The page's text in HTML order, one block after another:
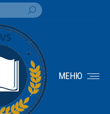
МЕНЮ